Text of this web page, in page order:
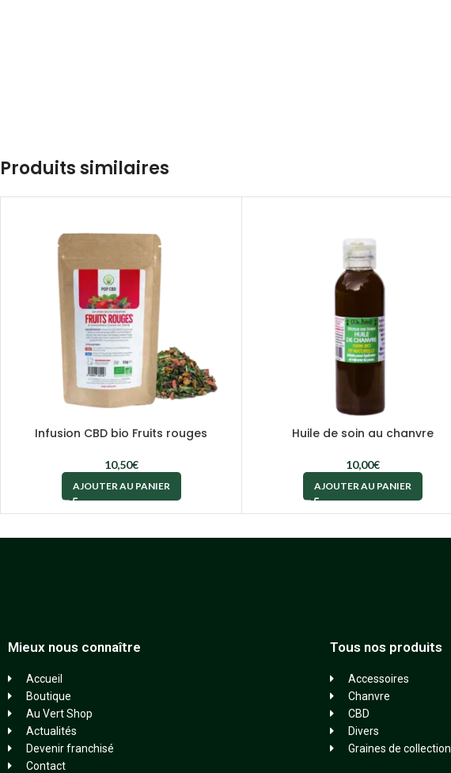
Produits similaires
Infusion CBD bio Fruits rouges
10,50€
AJOUTER AU PANIER
Huile de soin au chanvre
10,00€
AJOUTER AU PANIER
Mieux nous connaître
Accueil
Boutique
Au Vert Shop
Actualités
Devenir franchisé
Contact
Tous nos produits
Accessoires
Chanvre
CBD
Divers
Graines de collection